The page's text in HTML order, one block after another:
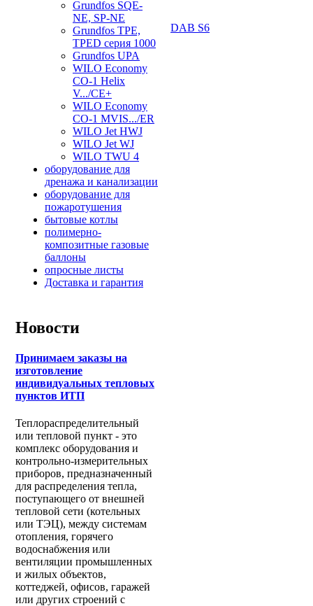
Grundfos SQE-
NE, SP-NE
Grundfos TPE,
TPED серия 1000
Grundfos UPA
WILO Economy
CO-1 Helix
V.../CE+
WILO Economy
CO-1 MVIS.../ER
WILO Jet HWJ
WILO Jet WJ
WILO TWU 4
оборудование для
дренажа и канализации
оборудование для
пожаротушения
бытовые котлы
полимерно-
композитные газовые
баллоны
опросные листы
Доставка и гарантия
Новости
Принимаем заказы на
изготовление
индивидуальных тепловых
пунктов ИТП
Теплораспределительный
или тепловой пункт - это
комплекс оборудования и
контрольно-измерительных
приборов, предназначенный
для распределения тепла,
поступающего от внешней
тепловой сети (котельных
или ТЭЦ), между системам
отопления, горячего
водоснабжения или
вентиляции промышленных
и жилых объектов,
коттеджей, офисов, гаражей
или других строений с
DAB S6